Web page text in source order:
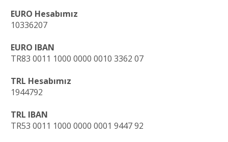
EURO Hesabımız
10336207
EURO IBAN
TR83 0011 1000 0000 0010 3362 07
TRL Hesabımız
1944792
TRL IBAN
TR53 0011 1000 0000 0001 9447 92